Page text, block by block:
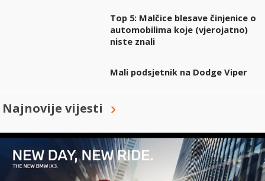
Top 5: Malčice blesave činjenice o
automobilima koje (vjerojatno)
niste znali
Mali podsjetnik na Dodge Viper
Najnovije vijesti